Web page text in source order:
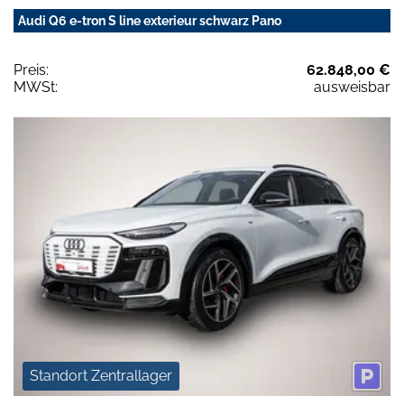
Audi Q6 e-tron S line exterieur schwarz Pano
Preis:
62.848,00 €
MWSt:
ausweisbar
Standort Zentrallager